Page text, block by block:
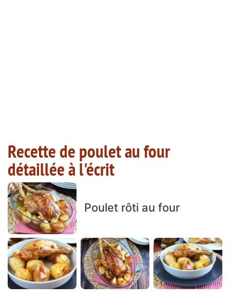
Recette de poulet au four
détaillée à l'écrit
Poulet rôti au four